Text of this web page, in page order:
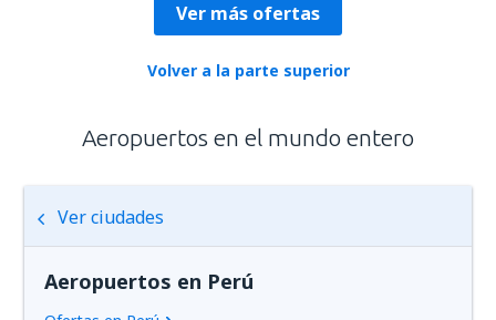
Ver más ofertas
Volver a la parte superior
Aeropuertos en el mundo entero
Ver ciudades
Aeropuertos en Perú